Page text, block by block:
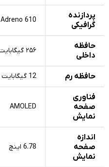
پردازنده
گرافیکی
Adreno 610
حافظه
داخلی
۲۵۶ گیگابایت
حافظه رم 12 گیگابایت
فناوری
صفحه
نمایش
AMOLED
اندازه
صفحه
نمایش
6.78 اینچ